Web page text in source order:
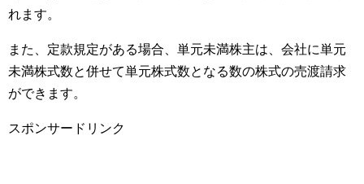
れます。
また、定款規定がある場合、単元未満株主は、会社に単元
未満株式数と併せて単元株式数となる数の株式の売渡請求
ができます。
スポンサードリンク